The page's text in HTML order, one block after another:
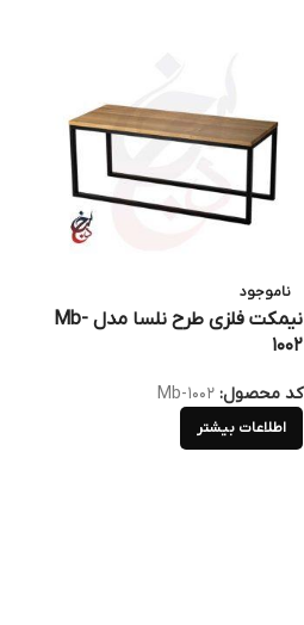
ناموجود
نیمکت فلزی طرح نلسا مدل Mb-
1002
کد محصول:Mb-1002
اطلاعات بیشتر